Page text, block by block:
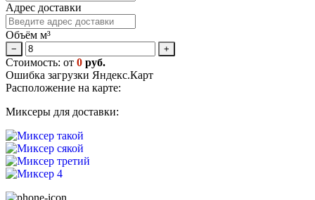
Адрес доставки
Объём м³
− +
Стоимость: от 0 руб.
Ошибка загрузки Яндекс.Карт
Расположение на карте:
Миксеры для доставки: